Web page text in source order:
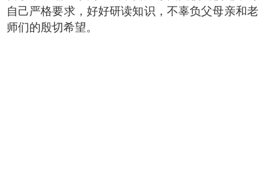
自己严格要求，好好研读知识，不辜负父母亲和老
师们的殷切希望。